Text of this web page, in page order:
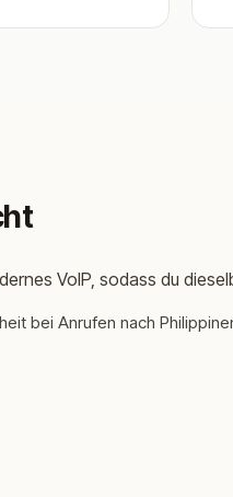
VoIP, sodass du
bei Anrufen nach